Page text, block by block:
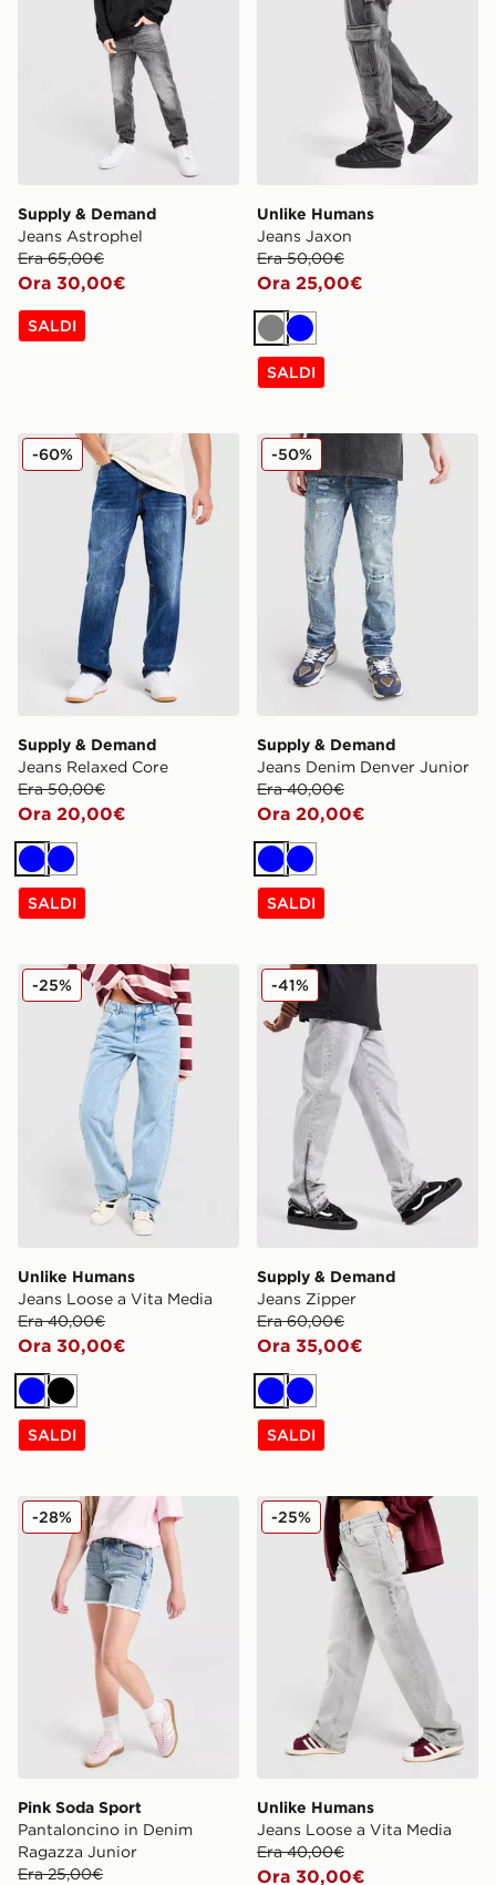
Supply & Demand
Jeans Astrophel
Era 65,00€
Ora 30,00€
SALDI
Unlike Humans
Jeans Jaxon
Era 50,00€
Ora 25,00€
Grigio
Blu
SALDI
Supply & Demand Jeans Relaxed Core
Supply & Demand
Jeans Relaxed Core
Era 50,00€
Ora 20,00€
-60%
BluBlu
SALDI
Supply & Demand Jeans
Supply & Demand
Jeans Denim Denver Junior
Era 40,00€
Ora 20,00€
-50%
BluBlu
SALDI
Unlike Humans Jeans Loose a Vita Media
Unlike Humans
Jeans Loose a Vita Media
Era 40,00€
Ora 30,00€
-25%
BluNero
SALDI
Supply & Demand Jeans
Supply & Demand
Jeans Zipper
Era 60,00€
Ora 35,00€
-41%
BluBlu
SALDI
Pink Soda Sport Pantaloncino in Denim Ragazza
Pink Soda Sport
Pantaloncino in Denim
Ragazza Junior
Era 25,00€
-28% Unlike Humans Jeans
Unlike Humans
Jeans Loose a Vita Media
Era 40,00€
Ora 30,00€
-25%